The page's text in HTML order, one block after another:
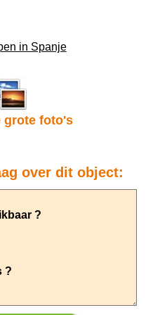
in Spanje
grote foto's
over dit object: